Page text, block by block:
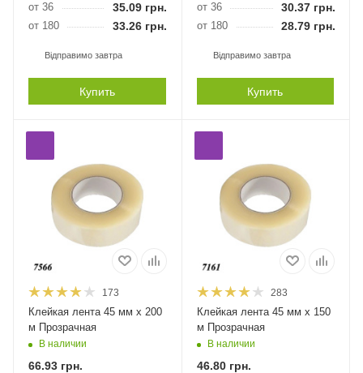
от 36 35.09 грн.
от 180 33.26 грн.
Відправимо завтра
Купить
от 36 30.37грн.
от 180 28.79грн.
Відправимо завтра
Купить
173
Клейкая лента 45 мм х 200
м Прозрачная
В наличии
66.93 грн.
283
Клейкая лента 45 мм х 150
м Прозрачная
В наличии
46.80грн.